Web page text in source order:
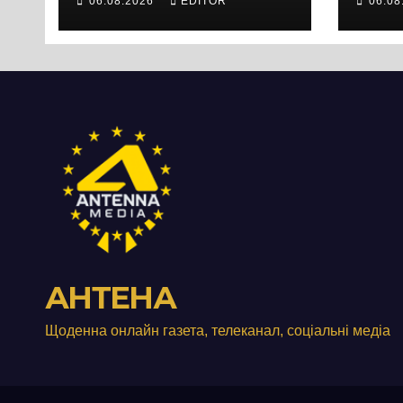
вийшли на
протест до стін
виробництвом
м’яса птиці
АНТЕНА
Щоденна онлайн газета, телеканал, соціальні медіа